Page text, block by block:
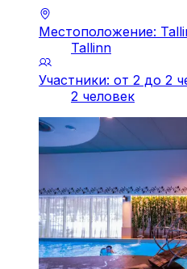
Местоположение:
Tallinn
Участники: от 2 до 2
2 человек